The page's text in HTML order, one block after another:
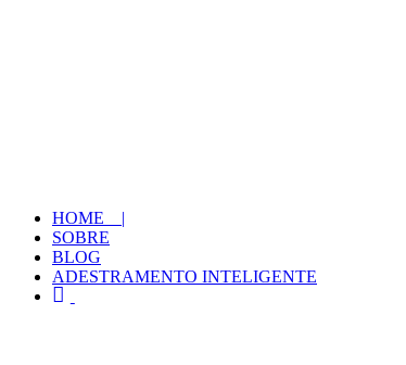
HOME |
SOBRE
BLOG
ADESTRAMENTO INTELIGENTE